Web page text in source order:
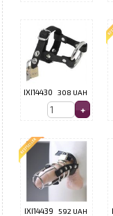
IXI14430 308 UAH
IXI14439 592 UAH